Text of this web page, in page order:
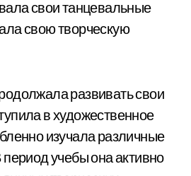
свои танцевальные
свою творческую
развивать свои
в художественное
изучала различные
учебы она активно